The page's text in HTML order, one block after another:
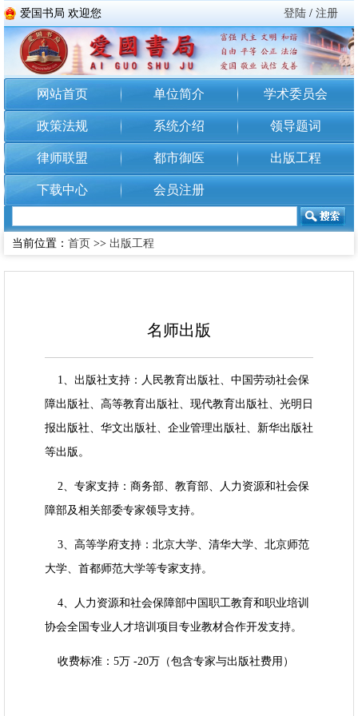
爱国书局 欢迎您 登陆 / 注册
网站首页 单位简介 学术委员会
政策法规 系统介绍 领导题词
律师联盟 都市御医 出版工程
下载中心 会员注册
当前位置： 首页 >> 出版工程
名师出版
1、出版社支持：人民教育出版社、中国劳动社会保
障出版社、高等教育出版社、现代教育出版社、光明日
报出版社、华文出版社、企业管理出版社、新华出版社
等出版。
2、专家支持：商务部、教育部、人力资源和社会保
障部及相关部委专家领导支持。
3、高等学府支持：北京大学、清华大学、北京师范
大学、首都师范大学等专家支持。
4、人力资源和社会保障部中国职工教育和职业培训
协会全国专业人才培训项目专业教材合作开发支持。
收费标准：5万 -20万（包含专家与出版社费用）